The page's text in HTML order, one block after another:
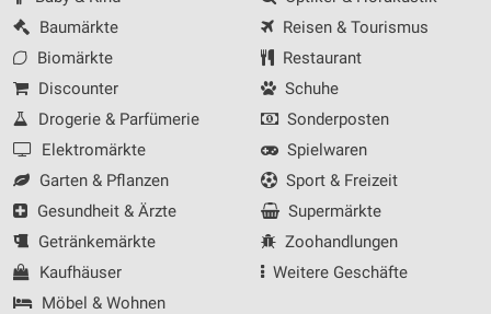
Baumärkte
Biomärkte
Discounter
Drogerie & Parfümerie
Elektromärkte
Garten & Pflanzen
Gesundheit & Ärzte
Getränkemärkte
Kaufhäuser
Möbel & Wohnen
Reisen & Tourismus
Restaurant
Schuhe
Sonderposten
Spielwaren
Sport & Freizeit
Supermärkte
Zoohandlungen
Weitere Geschäfte